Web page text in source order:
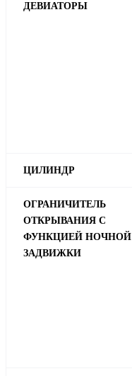
ДЕВИАТОРЫ
ЦИЛИНДР
ОГРАНИЧИТЕЛЬ
ОТКРЫВАНИЯ С
ФУНКЦИЕЙ НОЧНОЙ
ЗАДВИЖКИ